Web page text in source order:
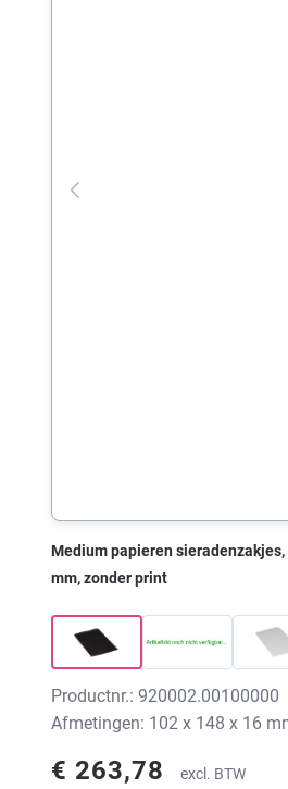
Medium papieren
mm, zonder print
Productnr.: 920002.00100000
Afmetingen: 102 x 148 x 16
€ 263,78 excl. BTW